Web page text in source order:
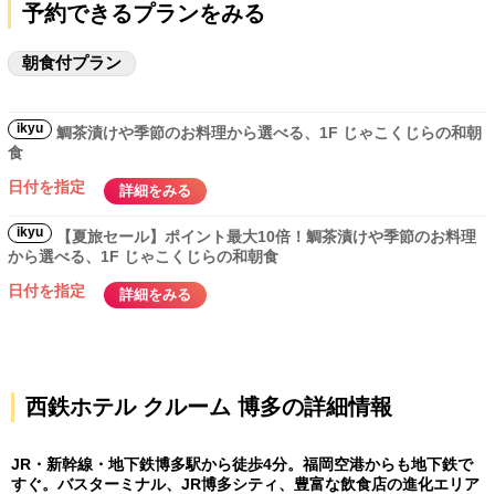
予約できるプランをみる
朝食付プラン
ikyu
鯛茶漬けや季節のお料理から選べる、1F じゃこくじらの和朝
食
日付を指定
詳細をみる
ikyu
【夏旅セール】ポイント最大10倍！鯛茶漬けや季節のお料理
から選べる、1F じゃこくじらの和朝食
日付を指定
詳細をみる
西鉄ホテル クルーム 博多の詳細情報
JR・新幹線・地下鉄博多駅から徒歩4分。福岡空港からも地下鉄で
すぐ。バスターミナル、JR博多シティ、豊富な飲食店の進化エリア